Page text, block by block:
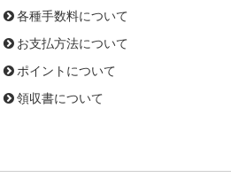
各種手数料について
お支払方法について
ポイントについて
領収書について